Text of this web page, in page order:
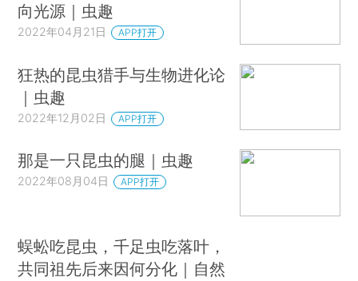
向光源｜虫趣
2022年04月21日 APP打开
狂热的昆虫猎手与生物进化论
｜虫趣
2022年12月02日 APP打开
那是一只昆虫的腿｜虫趣
2022年08月04日 APP打开
蜈蚣吃昆虫，千足虫吃落叶，
共同祖先后来因何分化｜自然